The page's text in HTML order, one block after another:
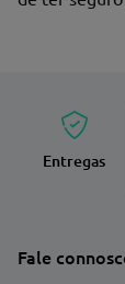
Entregas
Fale